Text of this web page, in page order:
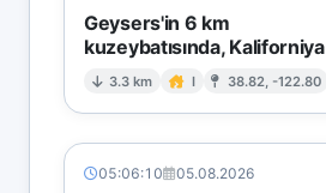
Geysers'in 6 km
kuzeybatısında, Kaliforniya
3.3 km I 38.82, -122.80
05:06:10 05.08.2026